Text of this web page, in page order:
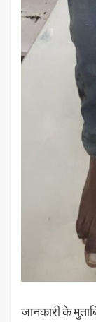
जानकारी के